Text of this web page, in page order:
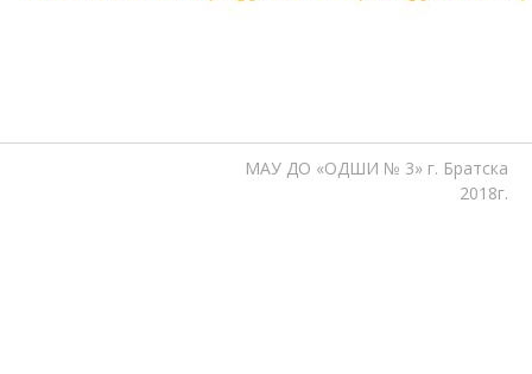
МАУ ДО «ОДШИ № 3» г. Братска
2018г.